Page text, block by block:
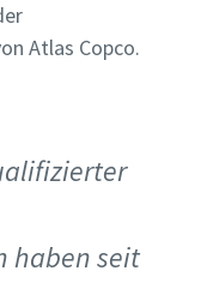
Atlas Copco.
haben seit